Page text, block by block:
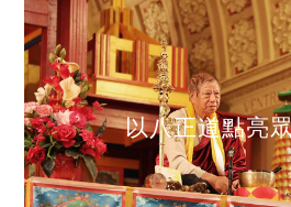
以八正道點亮